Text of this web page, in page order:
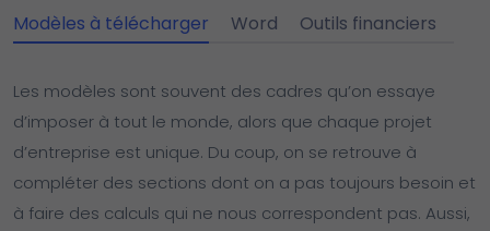
Modèles à télécharger Word Outils financiers
Les modèles sont souvent des cadres qu’on essaye
d’imposer à tout le monde, alors que chaque projet
d’entreprise est unique. Du coup, on se retrouve à
compléter des sections dont on a pas toujours besoin et
à faire des calculs qui ne nous correspondent pas. Aussi,